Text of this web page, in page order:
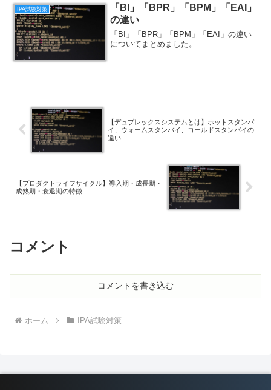
IPA試験対策
「BI」「BPR」「BPM」「EAI」
の違い
「BI」「BPR」「BPM」「EAI」の違い
についてまとめました。
【デュプレックスシステムとは】ホットスタンバ
イ、ウォームスタンバイ、コールドスタンバイの
違い
【プロダクトライフサイクル】導入期・成長期・
成熟期・衰退期の特徴
コメント
コメントを書き込む
ホーム IPA試験対策